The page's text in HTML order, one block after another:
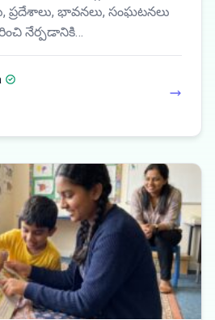
ప్రదేశాలు, భావనలు, సంఘటనలు
నేర్పడానికి…